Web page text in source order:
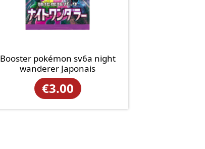
Booster pokémon sv6a night
wanderer Japonais
€3.00